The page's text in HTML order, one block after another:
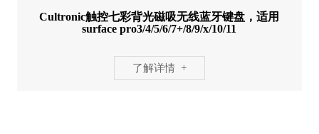
Cultronic触控七彩背光磁吸无线蓝牙键盘，适用
surface pro3/4/5/6/7+/8/9/x/10/11
了解详情 +